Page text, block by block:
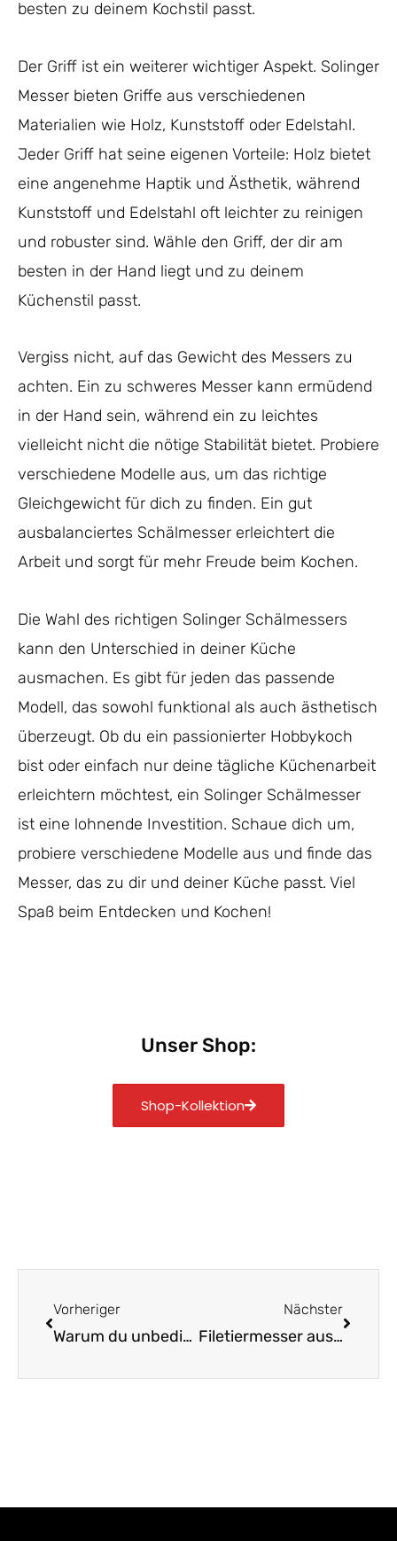
besten zu deinem Kochstil passt.
Der Griff ist ein weiterer wichtiger Aspekt. Solinger
Messer bieten Griffe aus verschiedenen
Materialien wie Holz, Kunststoff oder Edelstahl.
Jeder Griff hat seine eigenen Vorteile: Holz bietet
eine angenehme Haptik und Ästhetik, während
Kunststoff und Edelstahl oft leichter zu reinigen
und robuster sind. Wähle den Griff, der dir am
besten in der Hand liegt und zu deinem
Küchenstil passt.
Vergiss nicht, auf das Gewicht des Messers zu
achten. Ein zu schweres Messer kann ermüdend
in der Hand sein, während ein zu leichtes
vielleicht nicht die nötige Stabilität bietet. Probiere
verschiedene Modelle aus, um das richtige
Gleichgewicht für dich zu finden. Ein gut
ausbalanciertes Schälmesser erleichtert die
Arbeit und sorgt für mehr Freude beim Kochen.
Die Wahl des richtigen Solinger Schälmessers
kann den Unterschied in deiner Küche
ausmachen. Es gibt für jeden das passende
Modell, das sowohl funktional als auch ästhetisch
überzeugt. Ob du ein passionierter Hobbykoch
bist oder einfach nur deine tägliche Küchenarbeit
erleichtern möchtest, ein Solinger Schälmesser
ist eine lohnende Investition. Schaue dich um,
probiere verschiedene Modelle aus und finde das
Messer, das zu dir und deiner Küche passt. Viel
Spaß beim Entdecken und Kochen!
Unser Shop:
Shop-Kollektion
Vorheriger
Warum du unbedingt ein Gemüsemesser haben solltest
Nächster
Filetiermesser aus Solingen Für Perfekte Schnittkunst